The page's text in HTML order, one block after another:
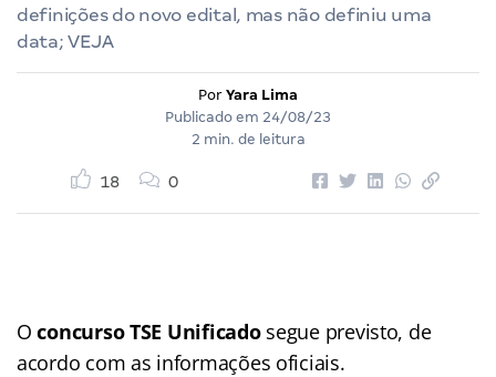
definições do novo edital, mas não definiu uma
data; VEJA
Por Yara Lima
Publicado em 24/08/23
2 min. de leitura
18 0
O concurso TSE Unificadosegue previsto, de
acordo com as informações oficiais.